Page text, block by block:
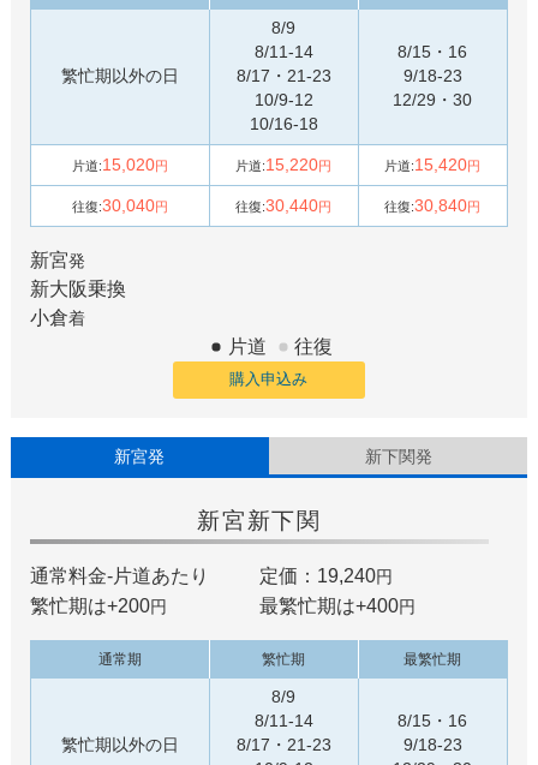
繁忙期以外の日
8/9
8/11-14
8/17・21-23
10/9-12
10/16-18
8/15・16
9/18-23
12/29・30
片道:15,020円 片道:15,220円 片道:15,420円
往復:30,040円 往復:30,440円 往復:30,840円
新宮発
新大阪乗換
小倉着
片道 往復
購入申込み
新宮発 新下関発
新宮新下関
通常料金-片道あたり 定価：19,240円
繁忙期は+200円 最繁忙期は+400円
通常期 繁忙期 最繁忙期
繁忙期以外の日
8/9
8/11-14
8/17・21-23
8/15・16
9/18-23